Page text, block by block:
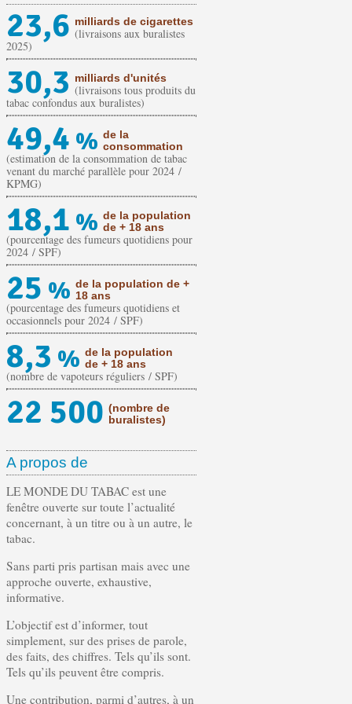
23,6 milliards de cigarettes
(livraisons aux buralistes
2025)
30,3 milliards d'unités
(livraisons tous produits du
tabac confondus aux buralistes)
49,4 % de la
consommation
(estimation de la consommation de tabac
venant du marché parallèle pour 2024 /
KPMG)
18,1 % de la population
de + 18 ans
(pourcentage des fumeurs quotidiens pour
2024 / SPF)
25 % de la population de +
18 ans
(pourcentage des fumeurs quotidiens et
occasionnels pour 2024 / SPF)
8,3 % de la population
de + 18 ans
(nombre de vapoteurs réguliers / SPF)
22 500 (nombre de
buralistes)
A propos de
LE MONDE DU TABAC est une
fenêtre ouverte sur toute l’actualité
concernant, à un titre ou à un autre, le
tabac.
Sans parti pris partisan mais avec une
approche ouverte, exhaustive,
informative.
L’objectif est d’informer, tout
simplement, sur des prises de parole,
des faits, des chiffres. Tels qu’ils sont.
Tels qu’ils peuvent être compris.
Une contribution, parmi d’autres, à un